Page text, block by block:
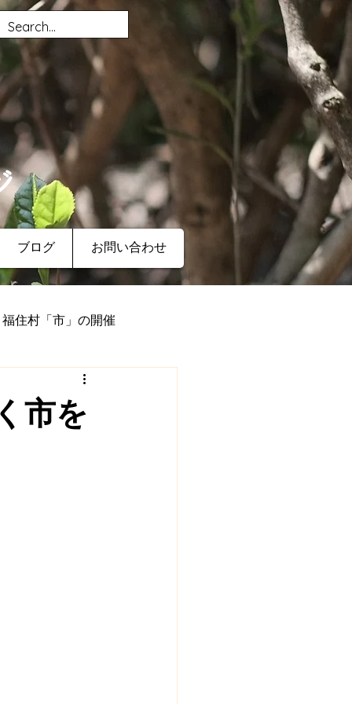
ブログ お問い合わせ
福住村「市」の開催
福住村塾
タビュー
市を